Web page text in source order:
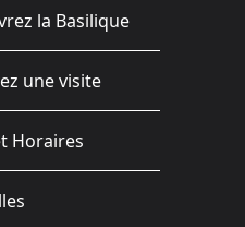
la Basilique
une visite
Horaires